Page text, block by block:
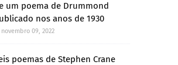
um poema de Drummond
nos anos de 1930
novembro 09, 2022
poemas de Stephen Crane